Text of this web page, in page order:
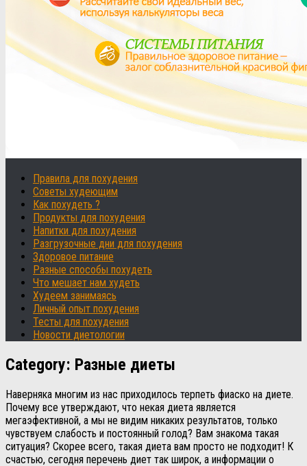
Правила для похудения
Советы худеющим
Как похудеть ?
Продукты для похудения
Напитки для похудения
Разгрузочные дни для похудения
Здоровое питание
Разные способы похудеть
Что мешает нам худеть
Худеем занимаясь
Личный опыт похудения
Тесты для похудения
Новости диетологии
Category: Разные диеты
Наверняка многим из нас приходилось терпеть фиаско на диете.
Почему все утверждают, что некая диета является
мегаэфективной, а мы не видим никаких результатов, только
чувствуем слабость и постоянный голод? Вам знакома такая
ситуация? Скорее всего, такая диета вам просто не подходит! К
счастью, сегодня перечень диет так широк, а информации о